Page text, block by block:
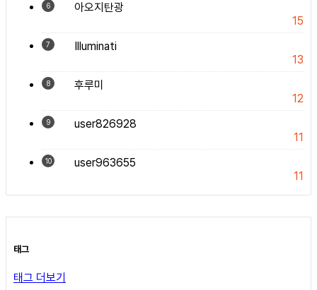
6
아오지탄광
15
7
Illuminati
13
8
후루미
12
9
user826928
11
10
user963655
11
태그
태그 더보기